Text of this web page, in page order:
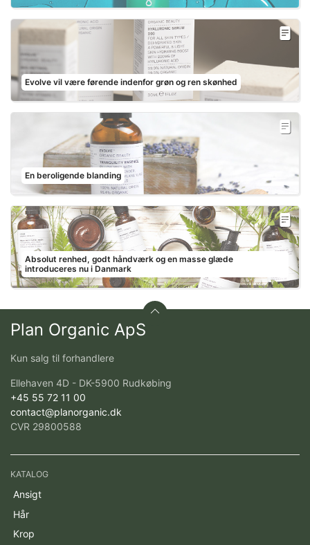
Evolve vil være førende indenfor grøn og ren skønhed
En beroligende blanding
Absolut renhed, godt håndværk og en masse glæde
introduceres nu i Danmark
Plan Organic ApS
Kun salg til forhandlere
Ellehaven 4D - DK-5900 Rudkøbing
+45 55 72 11 00
contact@planorganic.dk
CVR 29800588
KATALOG
Ansigt
Hår
Krop